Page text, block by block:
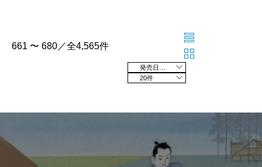
661 〜 680／全4,565件
20件